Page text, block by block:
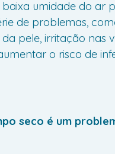
umidade do ar
de problemas,
pele, irritação nas
o risco de
seco é um